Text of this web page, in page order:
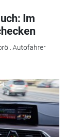
Im
Autofahrer